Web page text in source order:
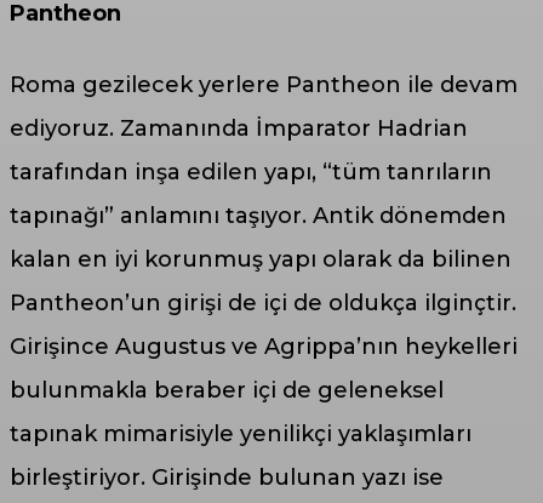
Pantheon
Roma gezilecek yerlere Pantheon ile devam
ediyoruz. Zamanında İmparator Hadrian
tarafından inşa edilen yapı, “tüm tanrıların
tapınağı” anlamını taşıyor. Antik dönemden
kalan en iyi korunmuş yapı olarak da bilinen
Pantheon’un girişi de içi de oldukça ilginçtir.
Girişince Augustus ve Agrippa’nın heykelleri
bulunmakla beraber içi de geleneksel
tapınak mimarisiyle yenilikçi yaklaşımları
birleştiriyor. Girişinde bulunan yazı ise